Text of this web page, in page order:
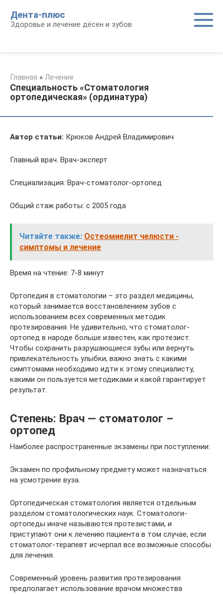
контенту
Дента-плюс
Здоровье и лечение дёсен и зубов
Главная » Лечение
Специальность «Стоматология
ортопедическая» (ординатура)
Автор статьи: Крюков Андрей Владимирович
Главный врач. Врач-эксперт
Специализация: Врач-стоматолог-ортопед
Общий стаж работы: с 2005 года
Читайте также: Остеомиелит челюсти -
симптомы и лечение
Время на чтение: 7-8 минут
Ортопедия в стоматологии – это раздел медицины,
который занимается восстановлением зубов с
использованием всех современных методик
протезирования. Не удивительно, что стоматолог-
ортопед в народе больше известен, как протезист.
Чтобы сохранить разрушающиеся зубы или вернуть
привлекательность улыбки, важно знать с какими
симптомами необходимо идти к этому специалисту,
какими он пользуется методиками и какой гарантирует
результат.
Степень: Врач — стоматолог –
ортопед
Наиболее распространенные экзамены при поступлении:
Экзамен по профильному предмету может назначаться
на усмотрение вуза.
Ортопедическая стоматология является отдельным
разделом стоматологических наук. Стоматологи-
ортопеды иначе называются протезистами, и
приступают они к лечению пациента в том случае, если
стоматолог-терапевт исчерпал все возможные способы
для лечения.
Современный уровень развития протезирования
предполагает использование врачом множества